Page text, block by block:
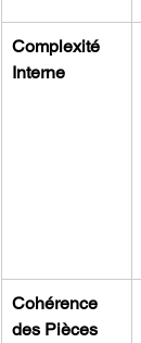
Complexité
Interne
Cohérence
des Pièces